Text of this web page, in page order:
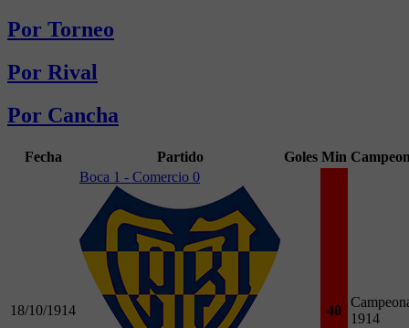
Por Torneo
Por Rival
Por Cancha
Fecha Partido Goles Min
18/10/1914
Boca 1 - Comercio 0
40
1914